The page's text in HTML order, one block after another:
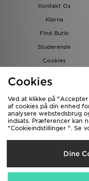
Kontakt Os
Klarna
Find Butik
Studerende
Cookies
Cookies
Ved at klikke på
af cookies på din enhed
analysere webstedsbrug
indsats. Præferencer kan
"Cookieindstillinger ". Se
Dine